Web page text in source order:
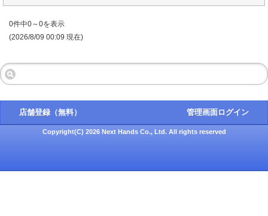
0件中0～0を表示
(2026/8/09 00:09 現在)
店舗登録（無料） 管理画面ログイン
Copyright(C) 2026 Next Hands Co., Ltd. All rights reserved